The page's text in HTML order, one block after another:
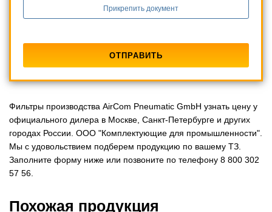
Прикрепить документ
Фильтры производства AirCom Pneumatic GmbH узнать цену у
официального дилера в Москве, Санкт-Петербурге и других
городах России. ООО "Комплектующие для промышленности".
Мы с удовольствием подберем продукцию по вашему ТЗ.
Заполните форму ниже или позвоните по телефону 8 800 302
57 56.
Похожая продукция